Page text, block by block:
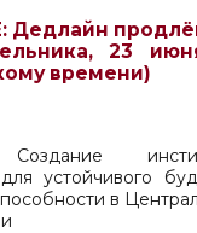
: Дедлайн
23
времени)
устойчивого
в